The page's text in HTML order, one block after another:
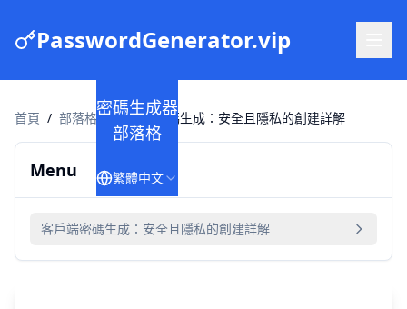
PasswordGenerator.vip
密碼生成器
部落格
繁體中文
首頁 / 部落格 / 客戶端密碼生成：安全且隱私的創建詳解
Menu
客戶端密碼生成：安全且隱私的創建詳解